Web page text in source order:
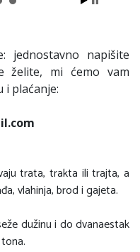
jednostavno napišite
želite, mi ćemo vam
plaćanje:
trata, trakta ili trajta, a
vlahinja, brod i gajeta.
dužinu i do dvanaestak